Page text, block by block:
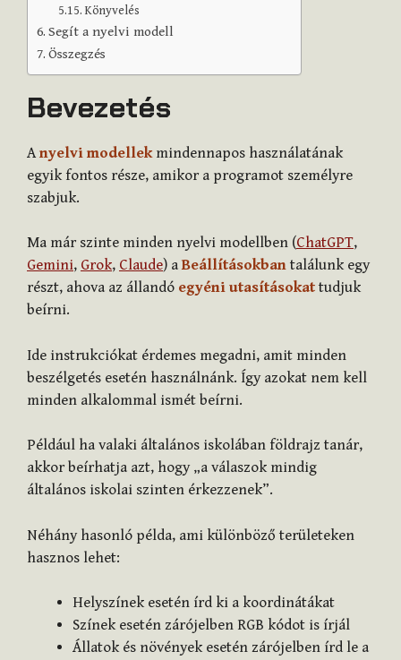
Könyvelés
Segít a nyelvi modell
Összegzés
Bevezetés
Anyelvi modellek mindennapos használatának
egyik fontos része, amikor a programot személyre
szabjuk.
Ma már szinte minden nyelvi modellben (ChatGPT,
Gemini, Grok, Claude) a Beállításokban találunk egy
részt, ahova az állandó egyéni utasításokat tudjuk
beírni.
Ide instrukciókat érdemes megadni, amit minden
beszélgetés esetén használnánk. Így azokat nem kell
minden alkalommal ismét beírni.
Például ha valaki általános iskolában földrajz tanár,
akkor beírhatja azt, hogy „a válaszok mindig
általános iskolai szinten érkezzenek”.
Néhány hasonló példa, ami különböző területeken
hasznos lehet:
Helyszínek esetén írd ki a koordinátákat
Színek esetén zárójelben RGB kódot is írjál
Állatok és növények esetén zárójelben írd le a